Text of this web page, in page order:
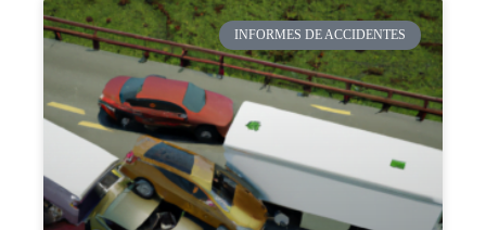
INFORMES DE ACCIDENTES